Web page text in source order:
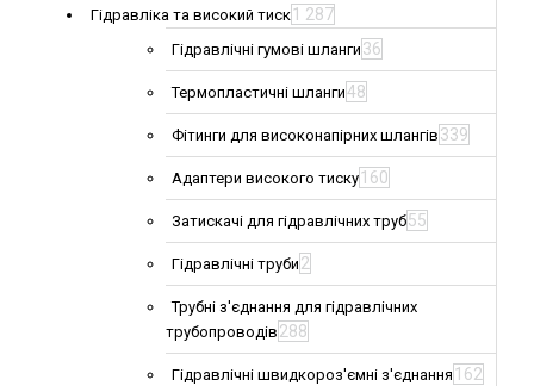
Гідравліка та високий тиск 1 287
Гідравлічні гумові шланги 36
Термопластичні шланги48
Фітинги для високонапірних шлангів 339
Адаптери високого тиску 160
Затискачі для гідравлічних труб55
Гідравлічні труби 2
Трубні з'єднання для гідравлічних
трубопроводів 288
Гідравлічні швидкороз'ємні з'єднання 162